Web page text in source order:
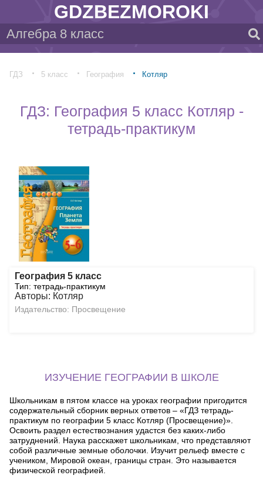
GDZBEZMOROKI
ГДЗ 5 класс География Котляр
ГДЗ: География 5 класс Котляр -
тетрадь-практикум
География 5 класс
Тип: тетрадь-практикум
Авторы: Котляр
Издательство: Просвещение
ИЗУЧЕНИЕ ГЕОГРАФИИ В ШКОЛЕ
Школьникам в пятом классе на уроках географии пригодится
содержательный сборник верных ответов – «ГДЗ тетрадь-
практикум по географии 5 класс Котляр (Просвещение)».
Освоить раздел естествознания удастся без каких-либо
затруднений. Наука расскажет школьникам, что представляют
собой различные земные оболочки. Изучит рельеф вместе с
учеником, Мировой океан, границы стран. Это называется
физической географией.